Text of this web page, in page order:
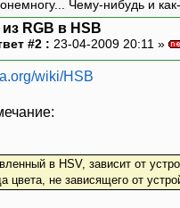
Чему-нибудь и
из RGB в HSB
#2 : 23-04-2009 20:11 »
wiki/HSB
в HSV, зависит от
цвета, не зависящего от